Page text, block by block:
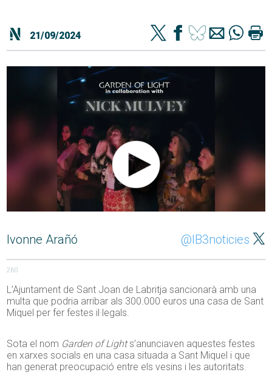
21/09/2024
Ivonne Arañó @IB3noticies
260
L’Ajuntament de Sant Joan de Labritja sancionarà amb una
multa que podria arribar als 300.000 euros una casa de Sant
Miquel per fer festes il·legals.
Sota el nom Garden of Lights’anunciaven aquestes festes
en xarxes socials en una casa situada a Sant Miquel i que
han generat preocupació entre els vesins i les autoritats.